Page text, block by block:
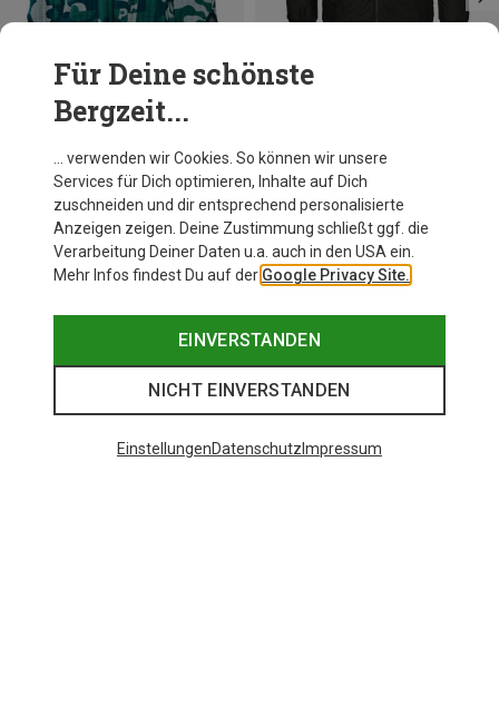
Du sparst 28%
Für Deine schönste
Bergzeit...
… verwenden wir Cookies. So können wir unsere
Services für Dich optimieren, Inhalte auf Dich
zuschneiden und dir entsprechend personalisierte
Anzeigen zeigen. Deine Zustimmung schließt ggf. die
Verarbeitung Deiner Daten u.a. auch in den USA ein.
Mehr Infos findest Du auf der Google Privacy Site.
EINVERSTANDEN
NICHT EINVERSTANDEN
EinstellungenDatenschutz Impressum